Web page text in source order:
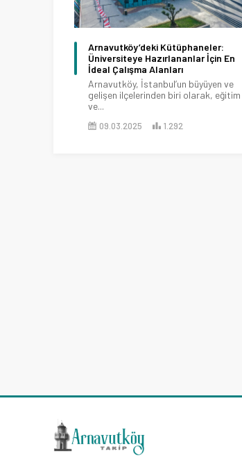
Arnavutköy’deki Kütüphaneler:
Üniversiteye Hazırlananlar İçin En
İdeal Çalışma Alanları
Arnavutköy, İstanbul’un büyüyen ve
gelişen ilçelerinden biri olarak, eğitim
ve...
09.03.2025 1.292